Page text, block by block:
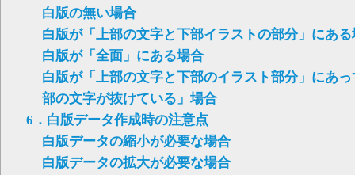
白版の無い場合
白版が「上部の文字と下部イラストの部分」にある
白版が「全面」にある場合
白版が「上部の文字と下部のイラスト部分」にあ
部の文字が抜けている」場合
6．白版データ作成時の注意点
白版データの縮小が必要な場合
白版データの拡大が必要な場合